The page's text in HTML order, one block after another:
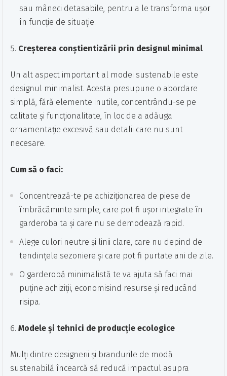
sau mâneci detasabile, pentru a le transforma ușor
în funcție de situație.
Creșterea conștientizării prin designul minimal
Un alt aspect important al modei sustenabile este
designul minimalist. Acesta presupune o abordare
simplă, fără elemente inutile, concentrându-se pe
calitate și funcționalitate, în loc de a adăuga
ornamentație excesivă sau detalii care nu sunt
necesare.
Cum să o faci:
Concentrează-te pe achiziționarea de piese de
îmbrăcăminte simple, care pot fi ușor integrate în
garderoba ta și care nu se demodează rapid.
Alege culori neutre și linii clare, care nu depind de
tendințele sezoniere și care pot fi purtate ani de zile.
O garderobă minimalistă te va ajuta să faci mai
puține achiziții, economisind resurse și reducând
risipa.
Modele și tehnici de producție ecologice
Mulți dintre designerii și brandurile de modă
sustenabilă încearcă să reducă impactul asupra